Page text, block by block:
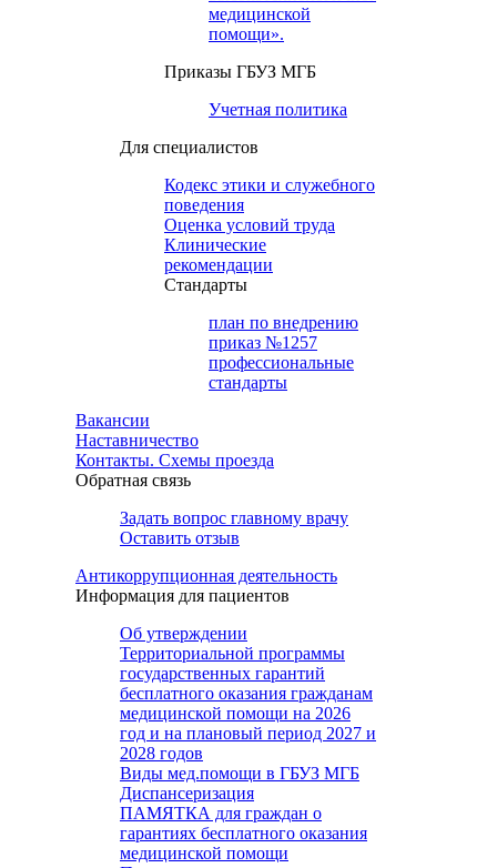
медицинской
помощи».
Приказы ГБУЗ МГБ
Учетная политика
Для специалистов
Кодекс этики и служебного
поведения
Оценка условий труда
Клинические
рекомендации
Cтандарты
план по внедрению
приказ №1257
профессиональные
стандарты
Вакансии
Наставничество
Контакты. Схемы проезда
Обратная связь
Задать вопрос главному врачу
Оставить отзыв
Антикоррупционная деятельность
Информация для пациентов
Об утверждении
Территориальной программы
государственных гарантий
бесплатного оказания гражданам
медицинской помощи на 2026
год и на плановый период 2027 и
2028 годов
Виды мед.помощи в ГБУЗ МГБ
Диспансеризация
ПАМЯТКА для граждан о
гарантиях бесплатного оказания
медицинской помощи